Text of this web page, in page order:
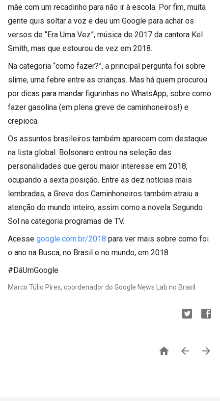
mãe com um recadinho para não ir à escola. Por fim, muita
gente quis soltar a voz e deu um Google para achar os
versos de “Era Uma Vez”, música de 2017 da cantora Kel
Smith, mas que estourou de vez em 2018.
Na categoria “como fazer?”, a principal pergunta foi sobre
slime, uma febre entre as crianças. Mas há quem procurou
por dicas para mandar figurinhas no WhatsApp, sobre como
fazer gasolina (em plena greve de caminhoneiros!) e
crepioca.
Os assuntos brasileiros também aparecem com destaque
na lista global. Bolsonaro entrou na seleção das
personalidades que gerou maior interesse em 2018,
ocupando a sexta posição. Entre as dez notícias mais
lembradas, a Greve dos Caminhoneiros também atraiu a
atenção do mundo inteiro, assim como a novela Segundo
Sol na categoria programas de TV.
Acesse google.com.br/2018 para ver mais sobre como foi
o ano na Busca, no Brasil e no mundo, em 2018.
#DáUmGoogle
Marco Túlio Pires, coordenador do Google News Lab no Brasil
  